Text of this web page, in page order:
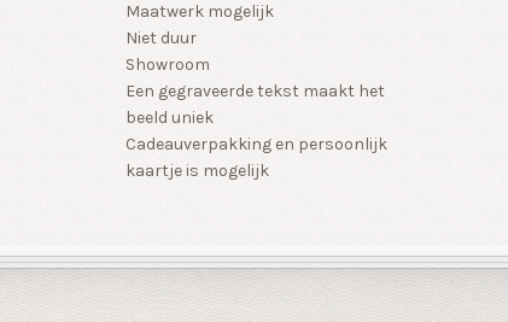
Maatwerk mogelijk
Niet duur
Showroom
Een gegraveerde tekst maakt het
beeld uniek
Cadeauverpakking en persoonlijk
kaartje is mogelijk